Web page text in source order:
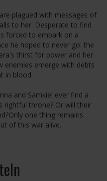
plagued with messages of
to her. Desperate to find
forced to embark on a
he hoped to never go: the
thirst for power and her
enemies emerge with debts
in blood.
and Samkiel ever find a
rightful throne? Or will their
one thing remains
of this war alive.